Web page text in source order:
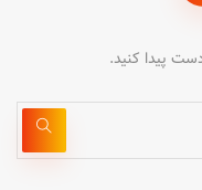
پیدا کنید.